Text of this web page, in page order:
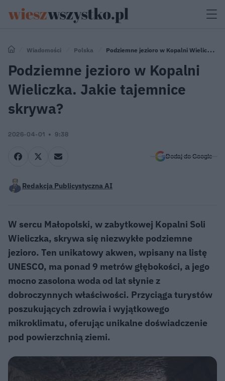
Wiadomości Polska
Podziemne jezioro w Kopalni Wieliczka.
Jakie tajemnice skrywa?
Podziemne jezioro w Kopalni
Wieliczka. Jakie tajemnice
skrywa?
2026-04-01 9:38
Dodaj do Google
Redakcja Publicystyczna AI
W sercu Małopolski, w zabytkowej Kopalni Soli
Wieliczka, skrywa się niezwykłe podziemne
jezioro. Ten unikatowy akwen, wpisany na listę
UNESCO, ma ponad 9 metrów głębokości, a jego
mocno zasolona woda od lat słynie z
dobroczynnych właściwości. Przyciąga turystów
poszukujących zdrowia i wyjątkowego
mikroklimatu, oferując unikalne doświadczenie
pod powierzchnią ziemi.